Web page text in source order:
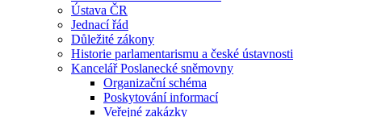
Ústava ČR
Jednací řád
Důležité zákony
Historie parlamentarismu a české ústavnosti
Kancelář Poslanecké sněmovny
Organizační schéma
Poskytování informací
Veřejné zakázky